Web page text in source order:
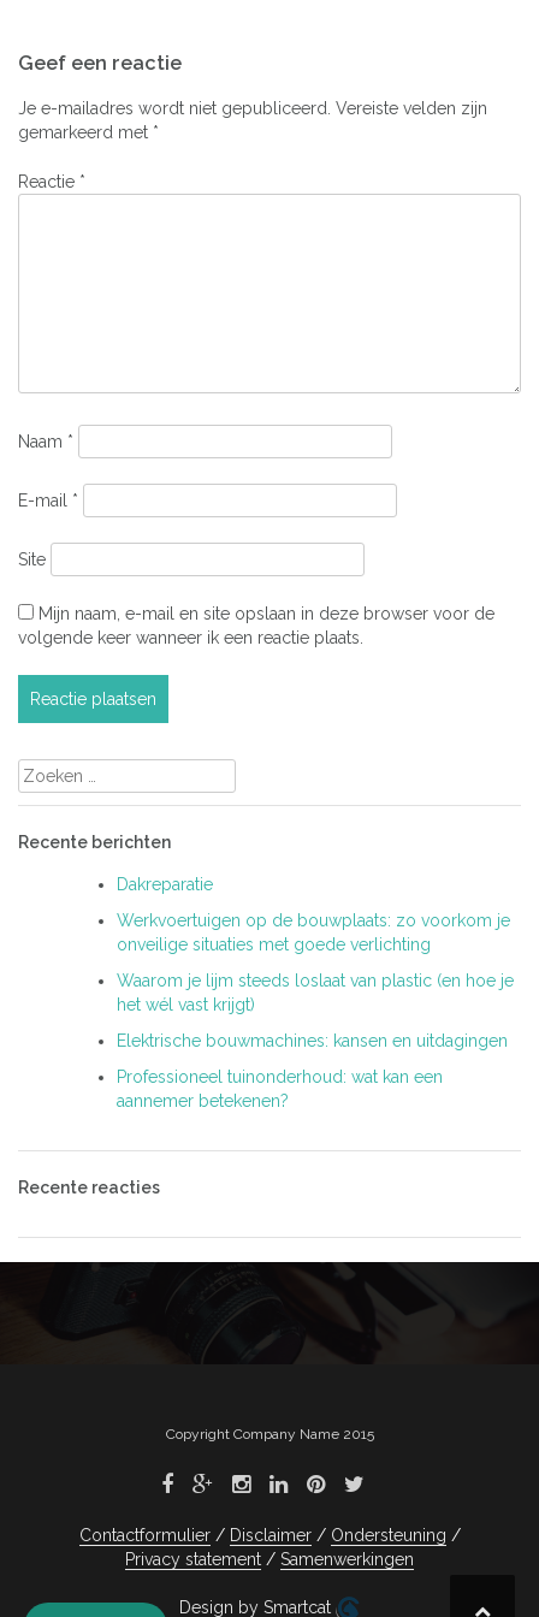
navigatie
Geef een reactie
Je e-mailadres wordt niet gepubliceerd. Vereiste velden zijn
gemarkeerd met *
Reactie *
Naam *
E-mail *
Site
Mijn naam, e-mail en site opslaan in deze browser voor de
volgende keer wanneer ik een reactie plaats.
Zoeken
naar:
Recente berichten
Dakreparatie
Werkvoertuigen op de bouwplaats: zo voorkom je
onveilige situaties met goede verlichting
Waarom je lijm steeds loslaat van plastic (en hoe je
het wél vast krijgt)
Elektrische bouwmachines: kansen en uitdagingen
Professioneel tuinonderhoud: wat kan een
aannemer betekenen?
Recente reacties
Copyright Company Name 2015
Contactformulier Disclaimer
Ondersteuning
Privacy statement
Samenwerkingen
Design by Smartcat